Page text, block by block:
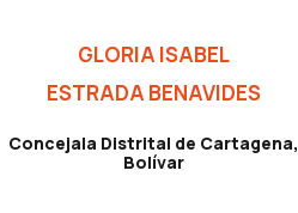
GLORIA ISABEL
ESTRADA BENAVIDES
Concejala Distrital de Cartagena,
Bolívar